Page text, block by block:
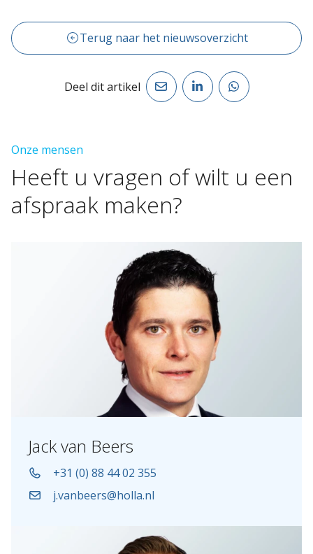
Terug naar het nieuwsoverzicht
Deel dit artikel
Onze mensen
Heeft u vragen ofwilt u een
afspraak maken?
Jack van Beers
+31 (0) 88 44 02 355
j.vanbeers@holla.nl